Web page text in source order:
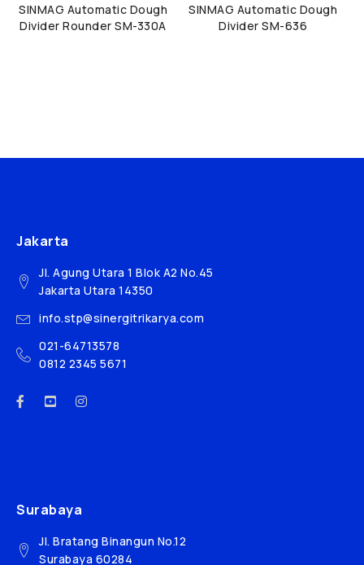
SINMAG Automatic Dough
Divider Rounder SM-330A
SINMAG Automatic Dough
Divider SM-636
Jakarta
Jl. Agung Utara 1 Blok A2 No.45
Jakarta Utara 14350
info.stp@sinergitrikarya.com
021-64713578
0812 2345 5671
Surabaya
Jl. Bratang Binangun No.12
Surabaya 60284